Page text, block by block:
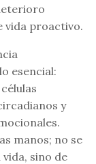
vida proactivo.
esencial:
y
manos; no se
sino de